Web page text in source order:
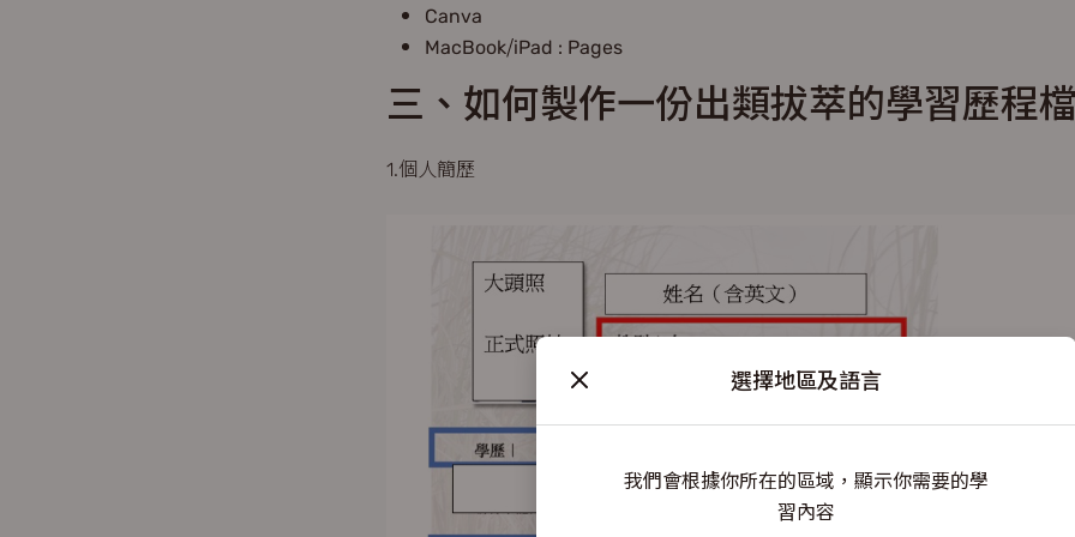
選擇地區及語言
我們會根據你所在的區域，顯示你需要的學
習內容
Canva
MacBook/iPad : Pages
三、如何製作一份出類拔萃的學習歷程
1.個人簡歷